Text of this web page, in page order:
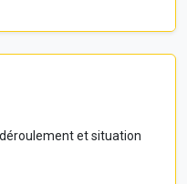
et situation